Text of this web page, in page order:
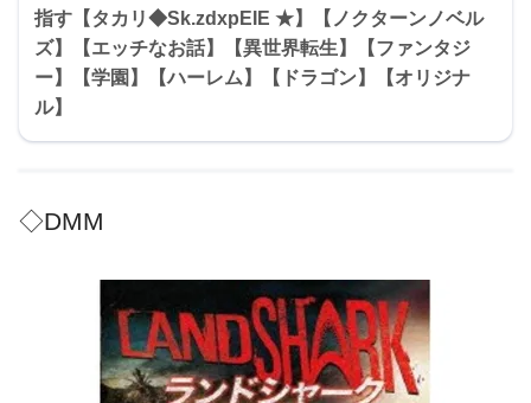
指す【タカリ◆Sk.zdxpEIE ★】【ノクターンノベル
ズ】【エッチなお話】【異世界転生】【ファンタジ
ー】【学園】【ハーレム】【ドラゴン】【オリジナ
ル】
◇DMM